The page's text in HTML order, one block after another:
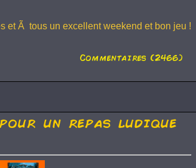
et Ã tous un excellent weekend et bon jeu !
Commentaires (2466)
un repas ludique